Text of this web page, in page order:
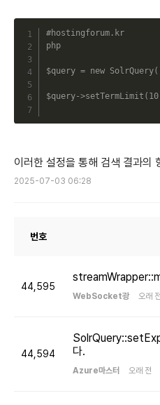
#hostingforum.kr
php
$query = new SolrQuery(
$query->setTermLimit ( 10
이러한 설정을 통해 검색 결과의
2025-07-03 06:28
번호
44,595
WebSocket광 오래
44,594
다.
Azure마스터 오래 전